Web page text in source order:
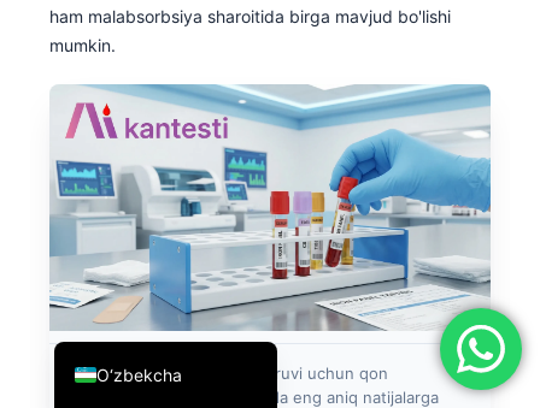
ham malabsorbsiya sharoitida birga mavjud bo'lishi
mumkin.
7-rasm:Temir paneli tekshiruvi uchun qon
namunalarini olish, bu odatda eng aniq natijalarga
O‘zbekcha
English
Deutsch
العربية
Français
עִבְרִית
Italiano
Español
Português
Ελληνικά